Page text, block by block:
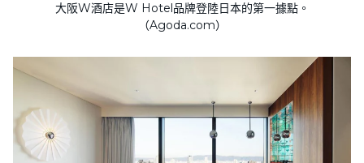
大阪W酒店是W Hotel品牌登陸日本的第一據點。
（Agoda.com）